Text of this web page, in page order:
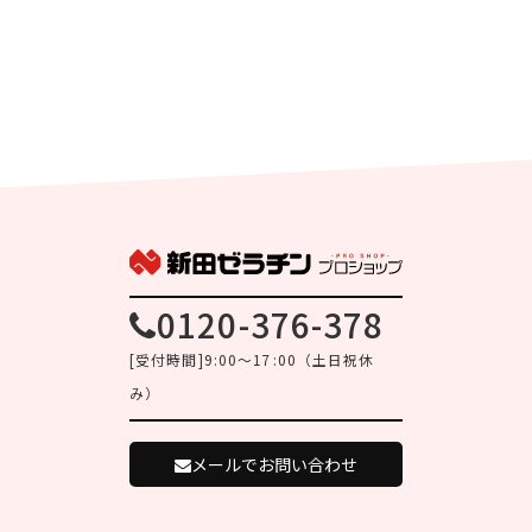
0120-376-378
[受付時間]9:00～17:00（土日祝休
み）
メールでお問い合わせ